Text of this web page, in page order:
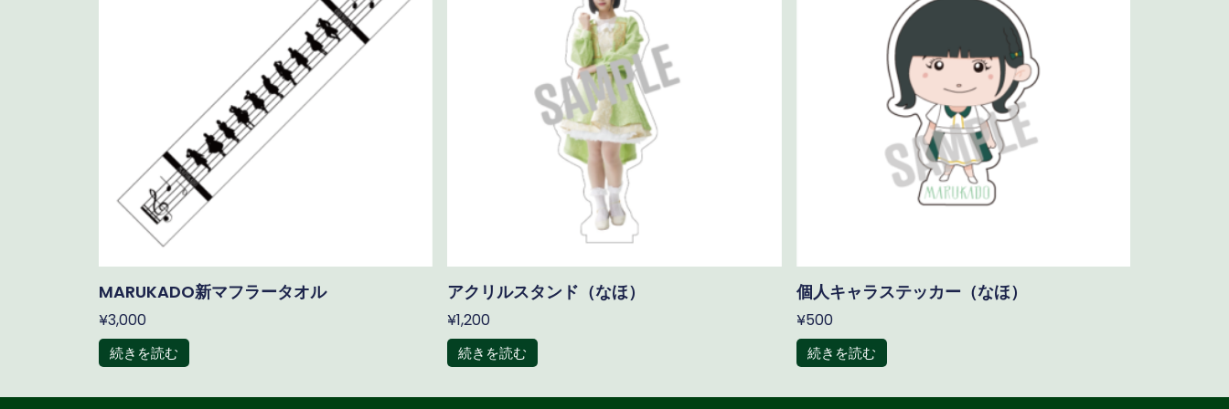
MARUKADO新マフラータオル
¥3,000
続きを読む
アクリルスタンド（なほ）
¥1,200
続きを読む
個人キャラステッカー（なほ）
¥500
続きを読む